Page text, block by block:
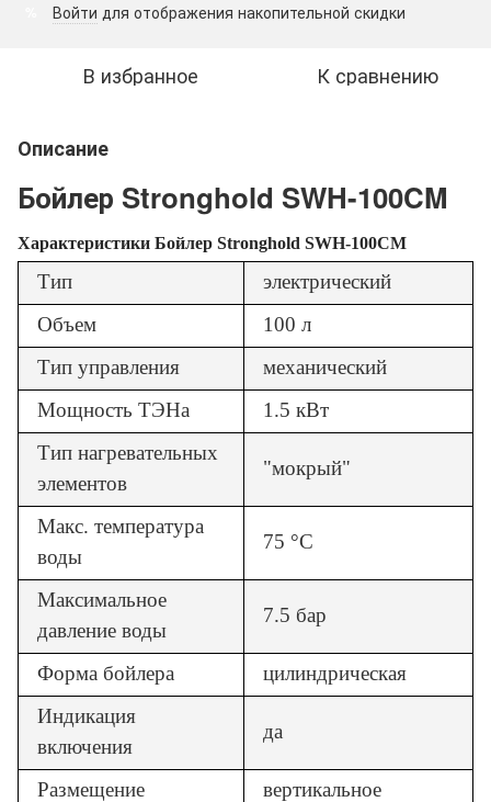
Войти для отображения накопительной скидки
В избранное К сравнению
Описание
Бойлер Stronghold SWH-100CM
Характеристики Бойлер Stronghold SWH-100CM
Тип
электрический
Объем
100 л
Тип управления
механический
Мощность ТЭНа
1.5 кВт
Тип нагревательных
элементов
"мокрый"
Макс. температура
воды
75 °C
Максимальное
давление воды
7.5 бар
Форма бойлера
цилиндрическая
Индикация
включения
да
Размещение
вертикальное